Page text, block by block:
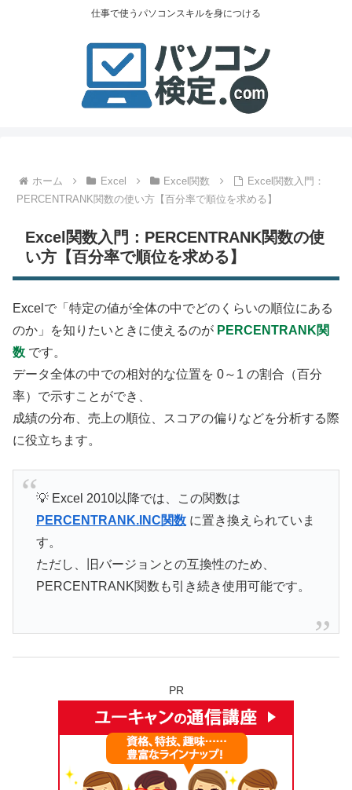
仕事で使うパソコンスキルを身につける
ホーム Excel Excel関数
Excel関数入門：
PERCENTRANK関数の使い方【百分率で順位を求める】
Excel関数入門：PERCENTRANK関数の使
い方【百分率で順位を求める】
Excelで「特定の値が全体の中でどのくらいの順位にある
のか」を知りたいときに使えるのが PERCENTRANK関
数 です。
データ全体の中での相対的な位置を 0～1 の割合（百分
率）で示すことができ、
成績の分布、売上の順位、スコアの偏りなどを分析する際
に役立ちます。
💡 Excel 2010以降では、この関数は
PERCENTRANK.INC関数に置き換えられていま
す。
ただし、旧バージョンとの互換性のため、
PERCENTRANK関数も引き続き使用可能です。
PR